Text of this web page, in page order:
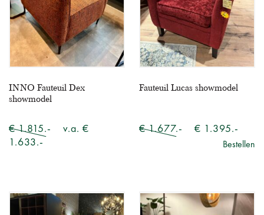
INNO Fauteuil Dex
showmodel
€ 1.815.-
v.a. €
1.633.-
Fauteuil Lucas showmodel
€ 1.677.- € 1.395.-
Bestellen